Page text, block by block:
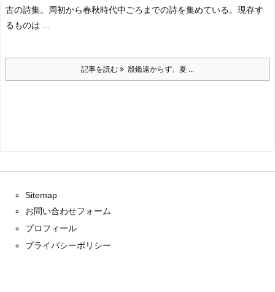
古の詩集。周初から春秋時代中ごろまでの詩を集めている。 現存す
るものは ...
記事を読む 殷鑑遠からず、夏 ...
Sitemap
お問い合わせフォーム
プロフィール
プライバシーポリシー